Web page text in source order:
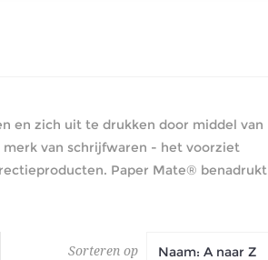
en zich uit te drukken door middel van
van schrijfwaren - het voorziet
Paper Mate® benadrukt
Sorteren op